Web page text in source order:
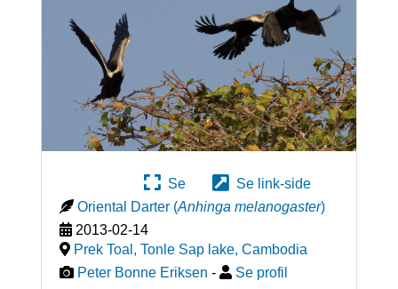
Se
Se link-side
Oriental Darter (Anhinga melanogaster)
2013-02-14
Prek Toal, Tonle Sap lake, Cambodia
Peter Bonne Eriksen - Se profil